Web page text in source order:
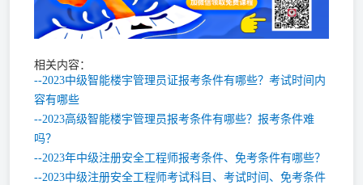
相关内容：
--2023中级智能楼宇管理员证报考条件有哪些？考试时间内
容有哪些
--2023高级智能楼宇管理员报考条件有哪些？报考条件难
吗？
--2023年中级注册安全工程师报考条件、免考条件有哪些？
--2023中级注册安全工程师考试科目、考试时间、免考条件